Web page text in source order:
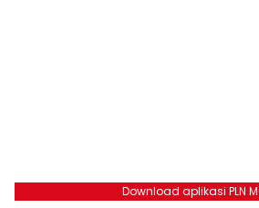
Download aplikasi PLN